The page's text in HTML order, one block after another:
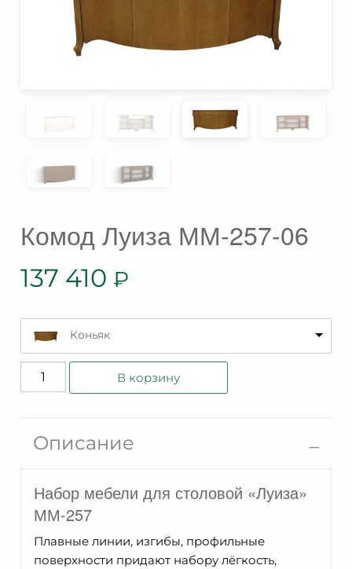
Комод Луиза ММ-257-06
137 410 ₽
Коньяк
Количество
товара
ММ-257-
06
В корзину
Описание
Набор мебели для столовой «Луиза»
ММ-257
Плавные линии, изгибы, профильные
поверхности придают набору лёгкость,